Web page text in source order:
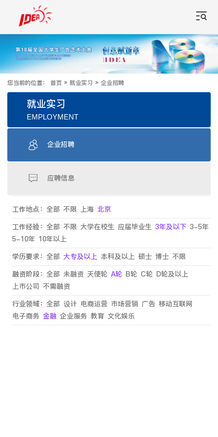
您当前的位置： 首页 » 就业实习 » 企业招聘
就业实习
EMPLOYMENT
企业招聘
应聘信息
工作地点： 全部 不限 上海 北京
工作经验： 全部 不限 大学在校生 应届毕业生 3年及以下 3-5年
5-10年 10年以上
学历要求： 全部 大专及以上 本科及以上 硕士 博士 不限
融资阶段： 全部 未融资 天使轮 A轮 B轮 C轮 D轮及以上
上市公司 不需融资
行业领域： 全部 设计 电商运营 市场营销 广告 移动互联网
电子商务 金融 企业服务 教育 文化娱乐